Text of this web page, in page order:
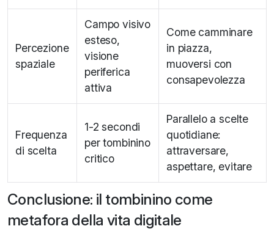
Percezione
spaziale
Campo visivo
esteso,
visione
periferica
attiva
Come camminare
in piazza,
muoversi con
consapevolezza
Frequenza
di scelta
1-2 secondi
per tombinino
critico
Parallelo a scelte
quotidiane:
attraversare,
aspettare, evitare
Conclusione: il tombinino come
metafora della vita digitale